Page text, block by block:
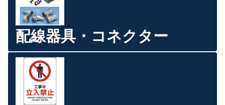
配線器具・コネクター